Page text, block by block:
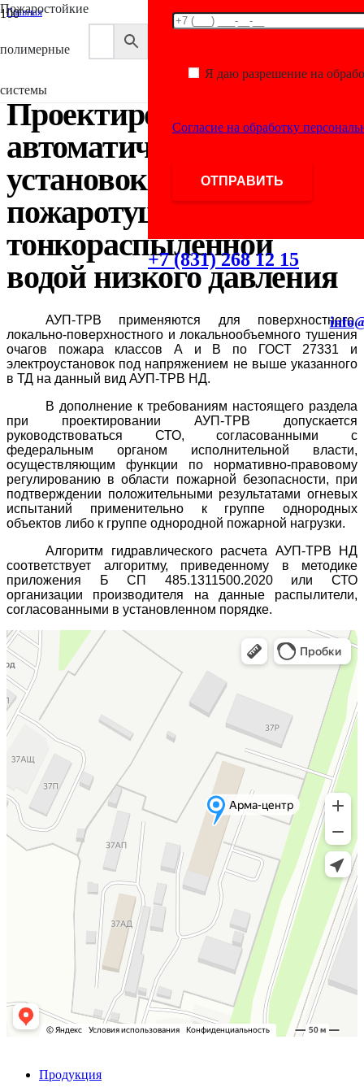
Пожаростойкие
полимерные
системы
Я даю разрешение на
Согласие на обработку
+7 (831) 268 12 15
Главная
/
/
Проектирование автоматических установок пожаротушения
Проектирование
автоматических
установок
пожаротушения
тонкораспыленной
водой низкого давления
АУП-ТРВ применяются для поверхностного,
локально-поверхностного и локально­объемного тушения
очагов пожара классов А и В по ГОСТ 27331 и
электроустановок под напряжением не выше указанного
в ТД на данный вид АУП-ТРВ НД.
В дополнение к требованиям настоящего раздела
при проектировании АУП-ТРВ допускается
руководствоваться СТО, согласованными с
федеральным органом исполнительной власти,
осуществляющим функции по нормативно-правовому
регулированию в области пожарной безопасности, при
подтверждении положительными результатами огневых
испытаний применительно к группе однородных
объектов либо к группе однородной пожарной нагрузки.
Алгоритм гидравлического расчета АУП-ТРВ НД
соответствует алгоритму, приведенному в методике
приложения Б СП 485.1311500.2020 или СТО
организации производителя на данные распылители,
согласованными в установленном порядке.
Продукция